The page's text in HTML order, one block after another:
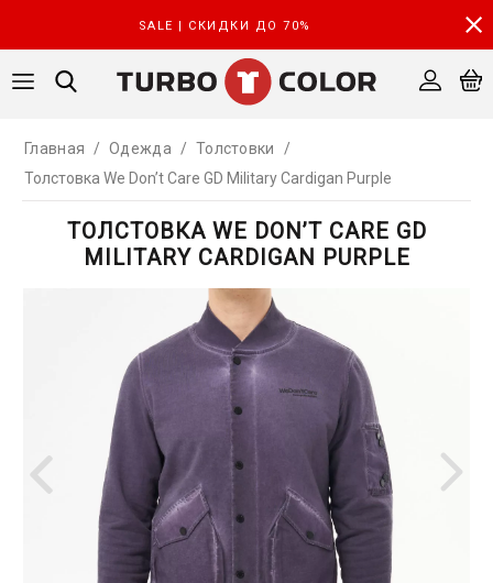
SALE | СКИДКИ ДО 70%
Главная / Одежда / Толстовки
/
Толстовка We Don’t Care GD Military Cardigan Purple
ТОЛСТОВКА WE DON’T CARE GD
MILITARY CARDIGAN PURPLE